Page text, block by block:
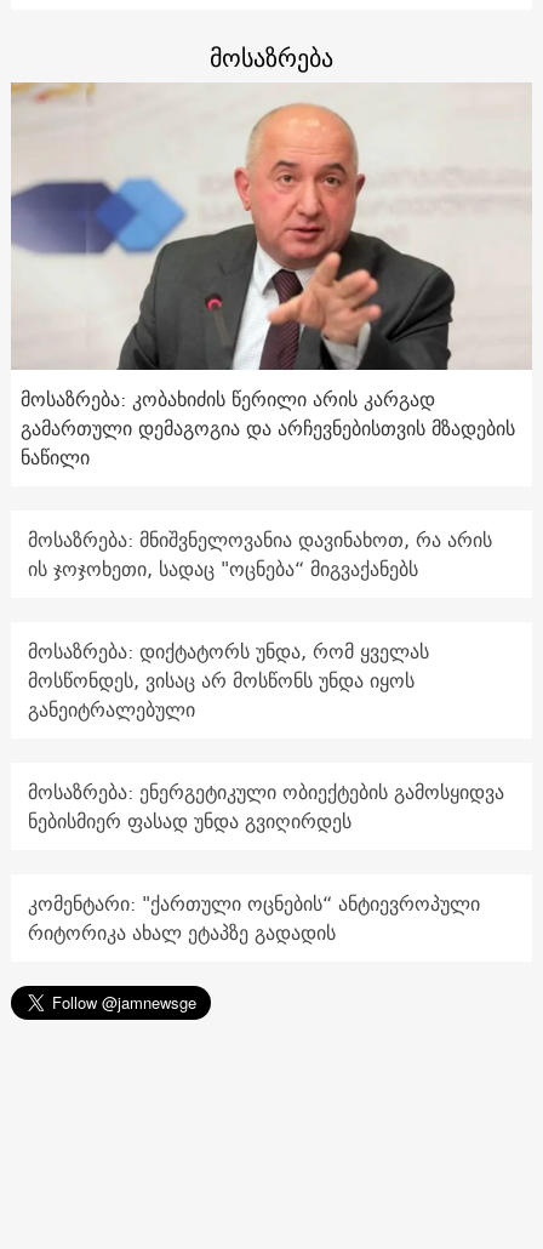
მოსაზრება
მოსაზრება: კობახიძის წერილი არის კარგად
გამართული დემაგოგია და არჩევნებისთვის მზადების
ნაწილი
მოსაზრება: მნიშვნელოვანია დავინახოთ, რა არის
ის ჯოჯოხეთი, სადაც "ოცნება“ მიგვაქანებს
მოსაზრება: დიქტატორს უნდა, რომ ყველას
მოსწონდეს, ვისაც არ მოსწონს უნდა იყოს
განეიტრალებული
მოსაზრება: ენერგეტიკული ობიექტების გამოსყიდვა
ნებისმიერ ფასად უნდა გვიღირდეს
კომენტარი: "ქართული ოცნების“ ანტიევროპული
რიტორიკა ახალ ეტაპზე გადადის